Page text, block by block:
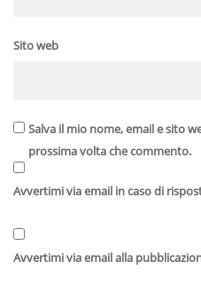
Sito web
Salva il mio nome, email e sito
prossima volta che commento.
Avvertimi via email in caso di
Avvertimi via email alla